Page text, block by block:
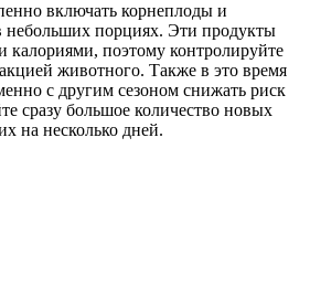
включать корнеплоды и
небольших порциях. Эти продукты
калориями, поэтому контролируйте
животного. Также в это время
с другим сезоном снижать риск
сразу большое количество новых
на несколько дней.